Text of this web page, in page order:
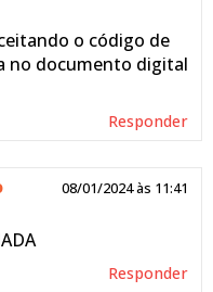
o código de
no documento digital
Responder
08/01/2024 às 11:41
Responder